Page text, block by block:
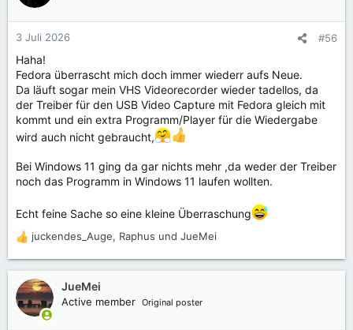
o
n
n
:
3 Juli 2026 #56
Haha!
Fedora überrascht mich doch immer wiederr aufs Neue.
Da läuft sogar mein VHS Videorecorder wieder tadellos, da
der Treiber für den USB Video Capture mit Fedora gleich mit
kommt und ein extra Programm/Player für die Wiedergabe
wird auch nicht gebraucht,
Bei Windows 11 ging da gar nichts mehr ,da weder der Treiber
noch das Programm in Windows 11 laufen wollten.
Echt feine Sache so eine kleine Überraschung
R
e
a
k
t
o
juckendes_Auge, Raphus und JueMei
JueMei
Active member Original poster